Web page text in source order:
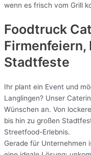
wenn es frisch vom Grill
Foodtruck
Firmenfeiern,
Stadtfeste
Ihr plant ein Event und
Langlingen? Unser
Wünschen an. Von
bis hin zu großen
Streetfood-Erlebnis.
Gerade für Unternehmen